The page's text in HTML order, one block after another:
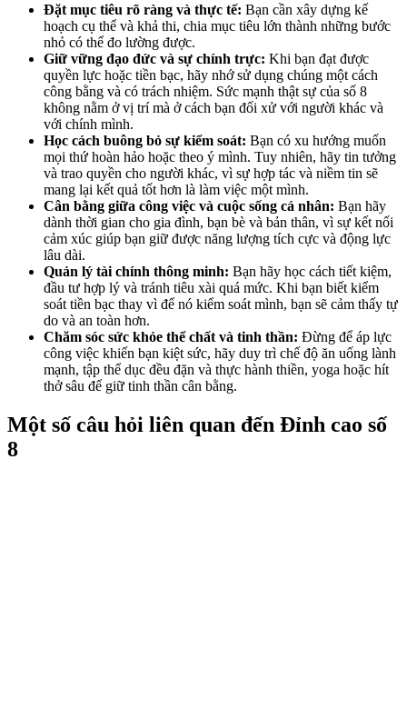
Đặt mục tiêu rõ ràng và thực tế: Bạn cần xây dựng kế
hoạch cụ thể và khả thi, chia mục tiêu lớn thành những bước
nhỏ có thể đo lường được.
Giữ vững đạo đức và sự chính trực: Khi bạn đạt được
quyền lực hoặc tiền bạc, hãy nhớ sử dụng chúng một cách
công bằng và có trách nhiệm. Sức mạnh thật sự của số 8
không nằm ở vị trí mà ở cách bạn đối xử với người khác và
với chính mình.
Học cách buông bỏ sự kiểm soát: Bạn có xu hướng muốn
mọi thứ hoàn hảo hoặc theo ý mình. Tuy nhiên, hãy tin tưởng
và trao quyền cho người khác, vì sự hợp tác và niềm tin sẽ
mang lại kết quả tốt hơn là làm việc một mình.
Cân bằng giữa công việc và cuộc sống cá nhân: Bạn hãy
dành thời gian cho gia đình, bạn bè và bản thân, vì sự kết nối
cảm xúc giúp bạn giữ được năng lượng tích cực và động lực
lâu dài.
Quản lý tài chính thông minh: Bạn hãy học cách tiết kiệm,
đầu tư hợp lý và tránh tiêu xài quá mức. Khi bạn biết kiểm
soát tiền bạc thay vì để nó kiểm soát mình, bạn sẽ cảm thấy tự
do và an toàn hơn.
Chăm sóc sức khỏe thể chất và tinh thần: Đừng để áp lực
công việc khiến bạn kiệt sức, hãy duy trì chế độ ăn uống lành
mạnh, tập thể dục đều đặn và thực hành thiền, yoga hoặc hít
thở sâu để giữ tinh thần cân bằng.
Một số câu hỏi liên quan đến Đỉnh cao số
8